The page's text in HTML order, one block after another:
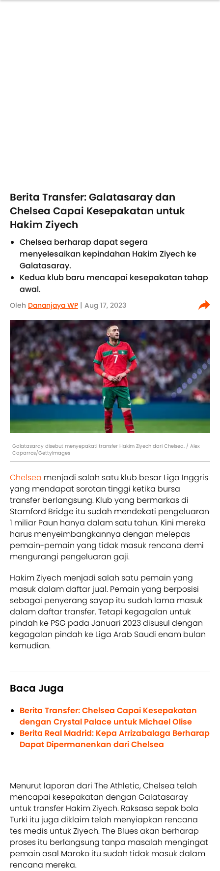
Berita Transfer: Galatasaray dan
Chelsea Capai Kesepakatan untuk
Hakim Ziyech
Chelsea berharap dapat segera
menyelesaikan kepindahan Hakim Ziyech ke
Galatasaray.
Kedua klub baru mencapai kesepakatan tahap
awal.
Oleh Dananjaya WP | Aug 17, 2023
Galatasaray disebut menyepakati transfer Hakim Ziyech dari Chelsea. / Alex
Caparros/GettyImages
Chelsea menjadi salah satu klub besar Liga Inggris
yang mendapat sorotan tinggi ketika bursa
transfer berlangsung. Klub yang bermarkas di
Stamford Bridge itu sudah mendekati pengeluaran
1 miliar Paun hanya dalam satu tahun. Kini mereka
harus menyeimbangkannya dengan melepas
pemain-pemain yang tidak masuk rencana demi
mengurangi pengeluaran gaji.
Hakim Ziyech menjadi salah satu pemain yang
masuk dalam daftar jual. Pemain yang berposisi
sebagai penyerang sayap itu sudah lama masuk
dalam daftar transfer. Tetapi kegagalan untuk
pindah ke PSG pada Januari 2023 disusul dengan
kegagalan pindah ke Liga Arab Saudi enam bulan
kemudian.
Baca Juga
Berita Transfer: Chelsea Capai Kesepakatan
dengan Crystal Palace untuk Michael Olise
Berita Real Madrid: Kepa Arrizabalaga Berharap
Dapat Dipermanenkan dari Chelsea
Menurut laporan dari The Athletic, Chelsea telah
mencapai kesepakatan dengan Galatasaray
untuk transfer Hakim Ziyech. Raksasa sepak bola
Turki itu juga diklaim telah menyiapkan rencana
tes medis untuk Ziyech. The Blues akan berharap
proses itu berlangsung tanpa masalah mengingat
pemain asal Maroko itu sudah tidak masuk dalam
rencana mereka.